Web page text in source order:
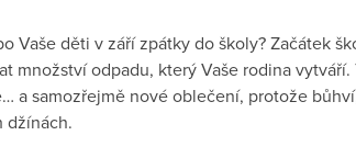
Vaše děti v září zpátky do školy? Začátek
množství odpadu, který Vaše rodina
a samozřejmě nové oblečení, protože
džínách.